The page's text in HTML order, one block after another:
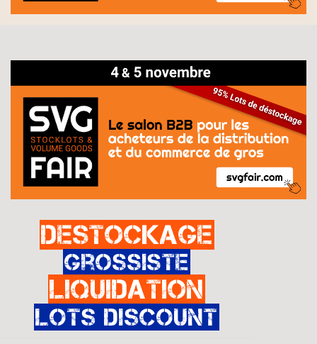
Destockage
Grossiste
Liquidation
Lots discount